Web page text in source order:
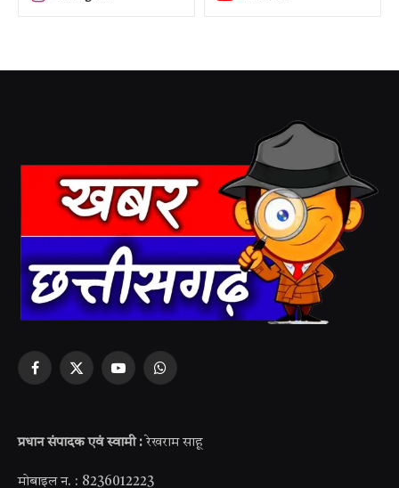
Facebook
X
YouTubeWhatsApp
प्रधान संपादक एवं स्वामी : रेखराम साहू
मोबाइल न. : 8236012223